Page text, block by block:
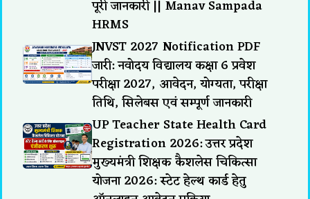
पूरी जानकारी || Manav Sampada
HRMS
JNVST 2027 Notification PDF
जारी: नवोदय विद्यालय कक्षा 6 प्रवेश
परीक्षा 2027, आवेदन, योग्यता, परीक्षा
तिथि, सिलेबस एवं सम्पूर्ण जानकारी
UP Teacher State Health Card
Registration 2026: उत्तर प्रदेश
मुख्यमंत्री शिक्षक कैशलेस चिकित्सा
योजना 2026: स्टेट हेल्थ कार्ड हेतु